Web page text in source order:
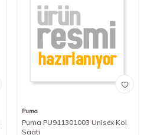
Puma
Puma PU911301003 Unisex Kol
Saati